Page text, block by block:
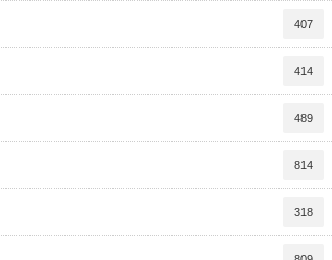
407
414
489
814
318